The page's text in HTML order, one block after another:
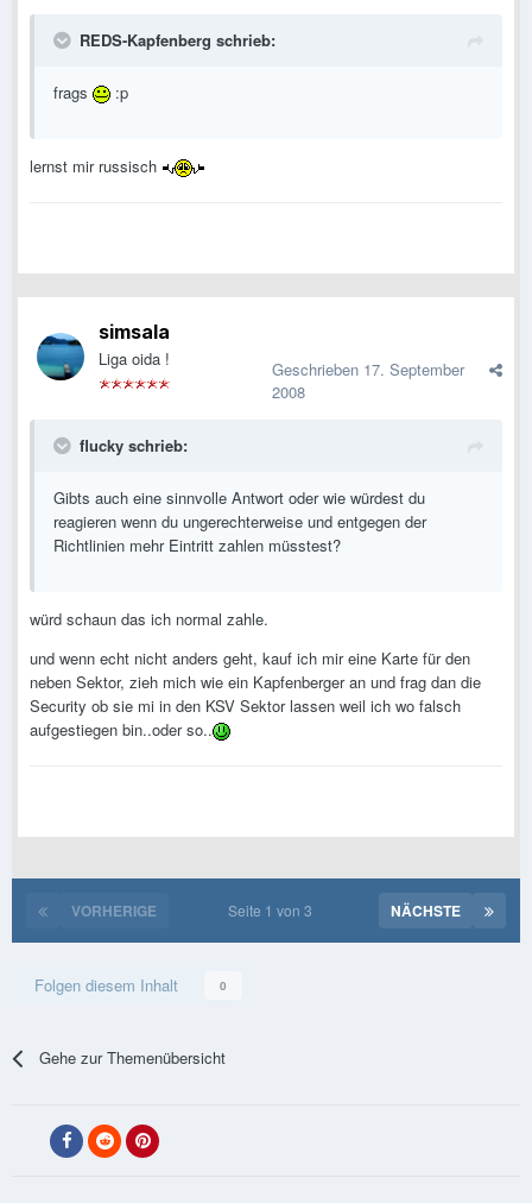
REDS-Kapfenberg schrieb:
frags :p
lernst mir russisch
simsala
Liga oida ! Geschrieben 17. September
2008
flucky schrieb:
Gibts auch eine sinnvolle Antwort oder wie würdest du
reagieren wenn du ungerechterweise und entgegen der
Richtlinien mehr Eintritt zahlen müsstest?
würd schaun das ich normal zahle.
und wenn echt nicht anders geht, kauf ich mir eine Karte für den
neben Sektor, zieh mich wie ein Kapfenberger an und frag dan die
Security ob sie mi in den KSV Sektor lassen weil ich wo falsch
aufgestiegen bin..oder so..
VORHERIGE NÄCHSTE
Seite 1 von 3
Folgen diesem Inhalt 0
Gehe zur Themenübersicht